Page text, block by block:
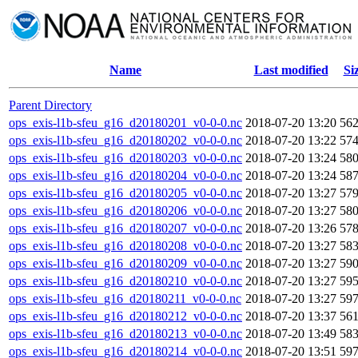
Name Last modified
Parent Directory
ops_exis-l1b-sfeu_g16_d20180201_v0-0-0.nc 2018-07-20 13:20
ops_exis-l1b-sfeu_g16_d20180202_v0-0-0.nc 2018-07-20 13:22
ops_exis-l1b-sfeu_g16_d20180203_v0-0-0.nc 2018-07-20 13:24
ops_exis-l1b-sfeu_g16_d20180204_v0-0-0.nc 2018-07-20 13:24
ops_exis-l1b-sfeu_g16_d20180205_v0-0-0.nc 2018-07-20 13:27
ops_exis-l1b-sfeu_g16_d20180206_v0-0-0.nc 2018-07-20 13:27
ops_exis-l1b-sfeu_g16_d20180207_v0-0-0.nc 2018-07-20 13:26
ops_exis-l1b-sfeu_g16_d20180208_v0-0-0.nc 2018-07-20 13:27
ops_exis-l1b-sfeu_g16_d20180209_v0-0-0.nc 2018-07-20 13:27
ops_exis-l1b-sfeu_g16_d20180210_v0-0-0.nc 2018-07-20 13:27
ops_exis-l1b-sfeu_g16_d20180211_v0-0-0.nc 2018-07-20 13:27
ops_exis-l1b-sfeu_g16_d20180212_v0-0-0.nc 2018-07-20 13:37
ops_exis-l1b-sfeu_g16_d20180213_v0-0-0.nc 2018-07-20 13:49
ops_exis-l1b-sfeu_g16_d20180214_v0-0-0.nc 2018-07-20 13:51